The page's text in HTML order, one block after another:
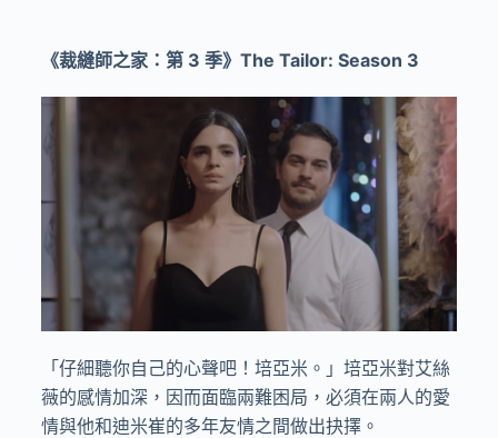
《裁縫師之家：第 3 季》 The Tailor: Season 3
「仔細聽你自己的心聲吧！培亞米。」培亞米對艾絲
薇的感情加深，因而面臨兩難困局，必須在兩人的愛
情與他和迪米崔的多年友情之間做出抉擇。